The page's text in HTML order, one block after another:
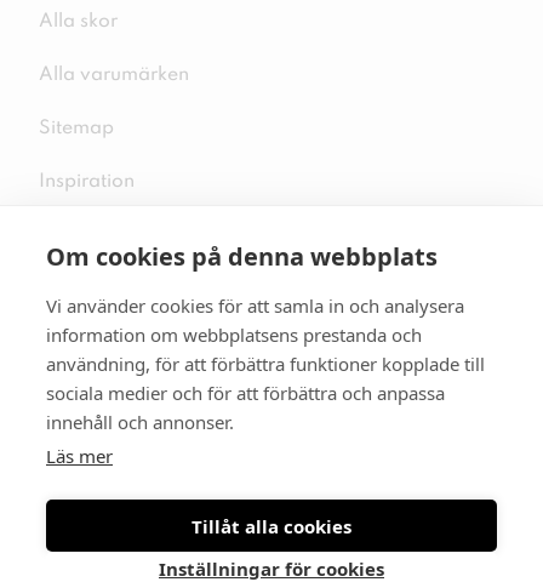
Om cookies på denna webbplats
Vi använder cookies för att samla in och analysera
information om webbplatsens prestanda och
användning, för att förbättra funktioner kopplade till
sociala medier och för att förbättra och anpassa
innehåll och annonser.
Läs mer
Tillåt alla cookies
Inställningar för cookies
Alla skor
Alla varumärken
Sitemap
Inspiration
Följ oss på sociala medier
Se mer skor: skopunkten.se